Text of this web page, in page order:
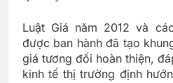
Luật Giá năm 2012 và
được ban hành đã tạo
giá tương đối hoàn thiện,
kinh tế thị trường định